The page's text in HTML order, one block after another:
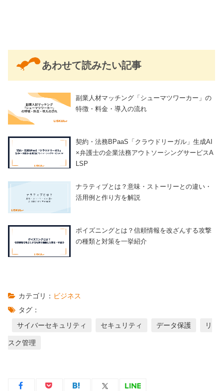
あわせて読みたい記事
副業人材マッチング「シューマツワーカー」の
特徴・料金・導入の流れ
契約・法務BPaaS「クラウドリーガル」生成AI
×弁護士の企業法務アウトソーシングサービスA
LSP
ナラティブとは？意味・ストーリーとの違い・
活用例と作り方を解説
ポイズニングとは？信頼情報を改ざんする攻撃
の種類と対策を一挙紹介
カテゴリ： ビジネス
タグ：
サイバーセキュリティ
セキュリティ データ保護 リ
スク管理